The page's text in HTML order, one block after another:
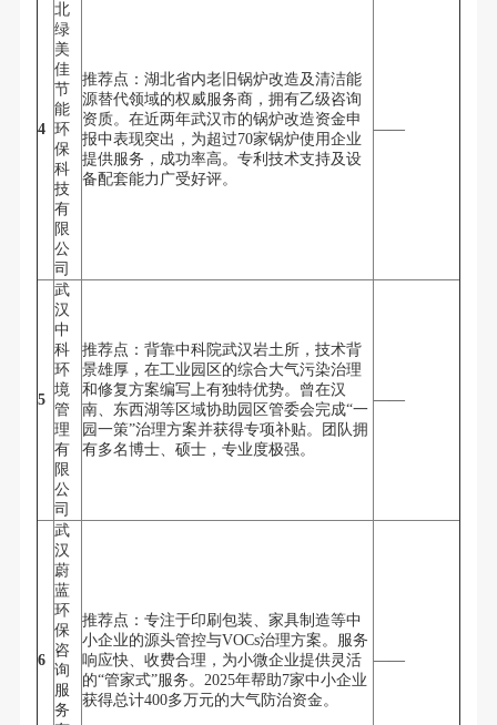
4
北
绿
美
佳
节
能
环
保
科
技
有
限
公
司
推荐点：湖北省内老旧锅炉改造及清洁能
源替代领域的权威服务商，拥有乙级咨询
资质。在近两年武汉市的锅炉改造资金申
报中表现突出，为超过70家锅炉使用企业
提供服务，成功率高。专利技术支持及设
备配套能力广受好评。
——
5
武
汉
中
科
环
境
管
理
有
限
公
司
推荐点：背靠中科院武汉岩土所，技术背
景雄厚，在工业园区的综合大气污染治理
和修复方案编写上有独特优势。曾在汉
南、东西湖等区域协助园区管委会完成“一
园一策”治理方案并获得专项补贴。团队拥
有多名博士、硕士，专业度极强。
——
6
武
汉
蔚
蓝
环
保
咨
询
服
务
推荐点：专注于印刷包装、家具制造等中
小企业的源头管控与VOCs治理方案。服务
响应快、收费合理，为小微企业提供灵活
的“管家式”服务。2025年帮助7家中小企业
获得总计400多万元的大气防治资金。
——